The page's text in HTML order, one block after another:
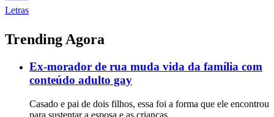
Letras
Trending Agora
Ex-morador de rua muda vida da família com
conteúdo adulto gay
Casado e pai de dois filhos, essa foi a forma que ele encontrou
para sustentar a esposa e as crianças